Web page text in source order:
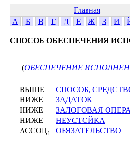
Главная
А
Б В Г Д Е Ж З И
СПОСОБ ОБЕСПЕЧЕНИЯ
(ОБЕСПЕЧЕНИЕ
ВЫШЕ
СПОСОБ,
НИЖЕ
ЗАДАТОК
НИЖЕ
ЗАЛОГОВАЯ
НИЖЕ
НЕУСТОЙКА
АССОЦ1 ОБЯЗАТЕЛЬСТВО